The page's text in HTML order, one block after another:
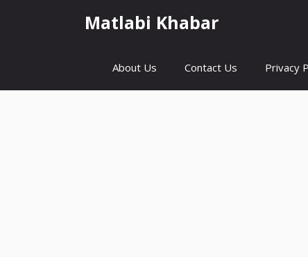
Matlabi Khabar
About Us Contact Us Privacy